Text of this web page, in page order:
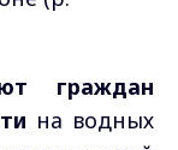
граждан
на водных